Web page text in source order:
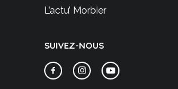
L’actu’ Morbier
SUIVEZ-NOUS